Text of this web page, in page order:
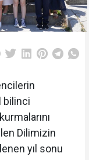
bilinci
Dilimizin
yıl sonu